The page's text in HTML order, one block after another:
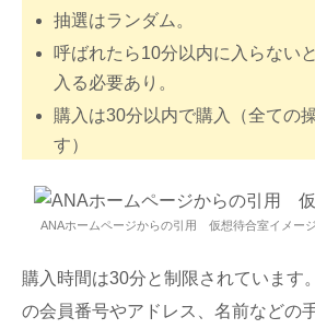
抽選はランダム。
呼ばれたら10分以内に入らない
入る必要あり。
購入は30分以内で購入（全ての
す）
ANAホームページからの引用 仮想待合室イメージ
購入時間は30分と制限されています
の会員番号やアドレス、名前などの